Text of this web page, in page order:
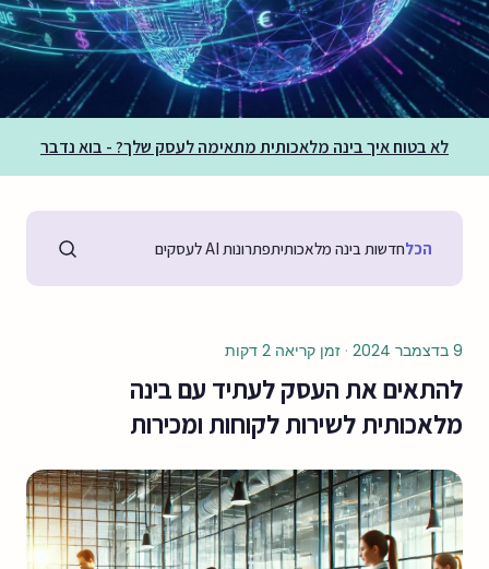
לא בטוח איך בינה מלאכותית מתאימה לעסק שלך? - בוא נדבר
הכלחדשות בינה מלאכותיתפתרונות AI לעסקים
9 בדצמבר 2024 · זמן קריאה 2 דקות
להתאים את העסק לעתיד עם בינה
מלאכותית לשירות לקוחות ומכירות